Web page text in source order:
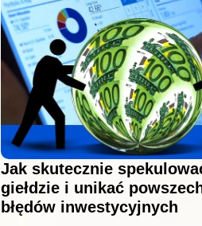
Jak skutecznie
giełdzie i unikać
błędów inwestycyjnych